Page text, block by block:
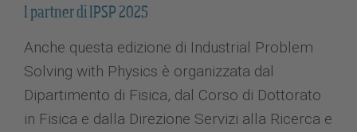
I partner di IPSP 2025
Anche questa edizione di Industrial Problem
Solving with Physics è organizzata dal
Dipartimento di Fisica, dal Corso di Dottorato
in Fisica e dalla Direzione Servizi alla Ricerca e